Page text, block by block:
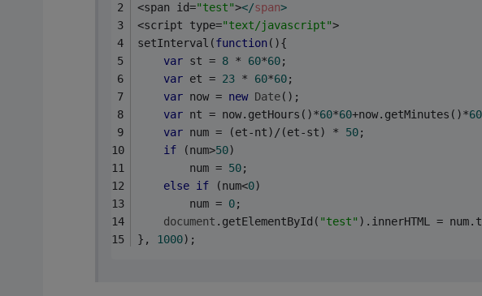
<span id="test"></span>
<script type="text/javascript">
setInterval(function( ){
var st = 8 * 60*60;
var et = 23 * 60*60;
var now = new Date();
var nt = now.getHours()*60*60+now.getMinutes()*60
var num = (et-nt)/(et-st) * 50;
if (num>50)
		num =
50;
else if (num<0)
		num =
0;
document .getElementById( "test" ).innerHTML =
}, 1000);